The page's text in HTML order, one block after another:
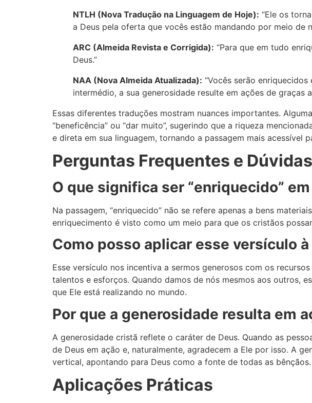
NTLH (Nova Tradução na Linguagem de Hoje): “Ele os
a Deus pela oferta que vocês estão mandando por meio de
ARC (Almeida Revista e Corrigida): “Para que em tudo
Deus.”
NAA (Nova Almeida Atualizada): “Vocês serão
intermédio, a sua generosidade resulte em ações de graças a
Essas diferentes traduções mostram nuances importantes.
“beneficência” ou “dar muito”, sugerindo que a riqueza
e direta em sua linguagem, tornando a passagem mais acessível
Perguntas Frequentes e
O que significa ser “enriquecido”
Na passagem, “enriquecido” não se refere apenas a bens
enriquecimento é visto como um meio para que os cristãos
Como posso aplicar esse versículo
Esse versículo nos incentiva a sermos generosos com os
talentos e esforços. Quando damos de nós mesmos aos outros,
que Ele está realizando no mundo.
Por que a generosidade resulta em
A generosidade cristã reflete o caráter de Deus. Quando as
de Deus em ação e, naturalmente, agradecem a Ele por isso. A
vertical, apontando para Deus como a fonte de todas as bênçãos.
Aplicações Práticas